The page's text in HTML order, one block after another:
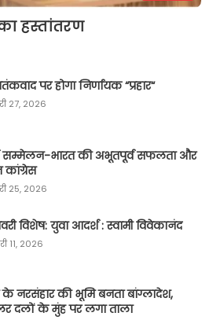
हस्तांतरण
पर होगा निर्णायक “प्रहार“
27, 2026
भारत की अभूतपूर्व सफलता और
कांग्रेस
25, 2026
विशेष: युवा आदर्श : स्वामी विवेकानंद
11, 2026
नरसंहार की भूमि बनता बांग्लादेश,
दलों के मुंह पर लगा ताला